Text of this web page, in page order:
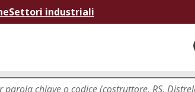
Settori industriali